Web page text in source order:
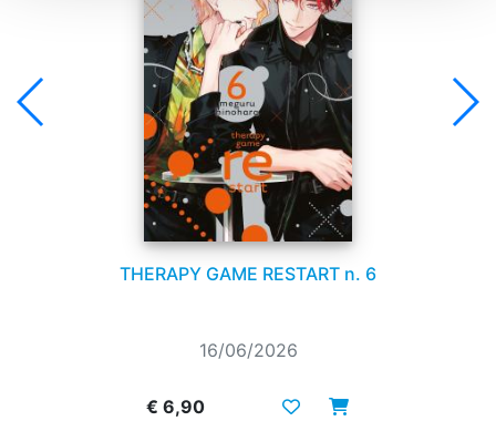
THERAPY GAME RESTART n. 6
16/06/2026
€ 6,90